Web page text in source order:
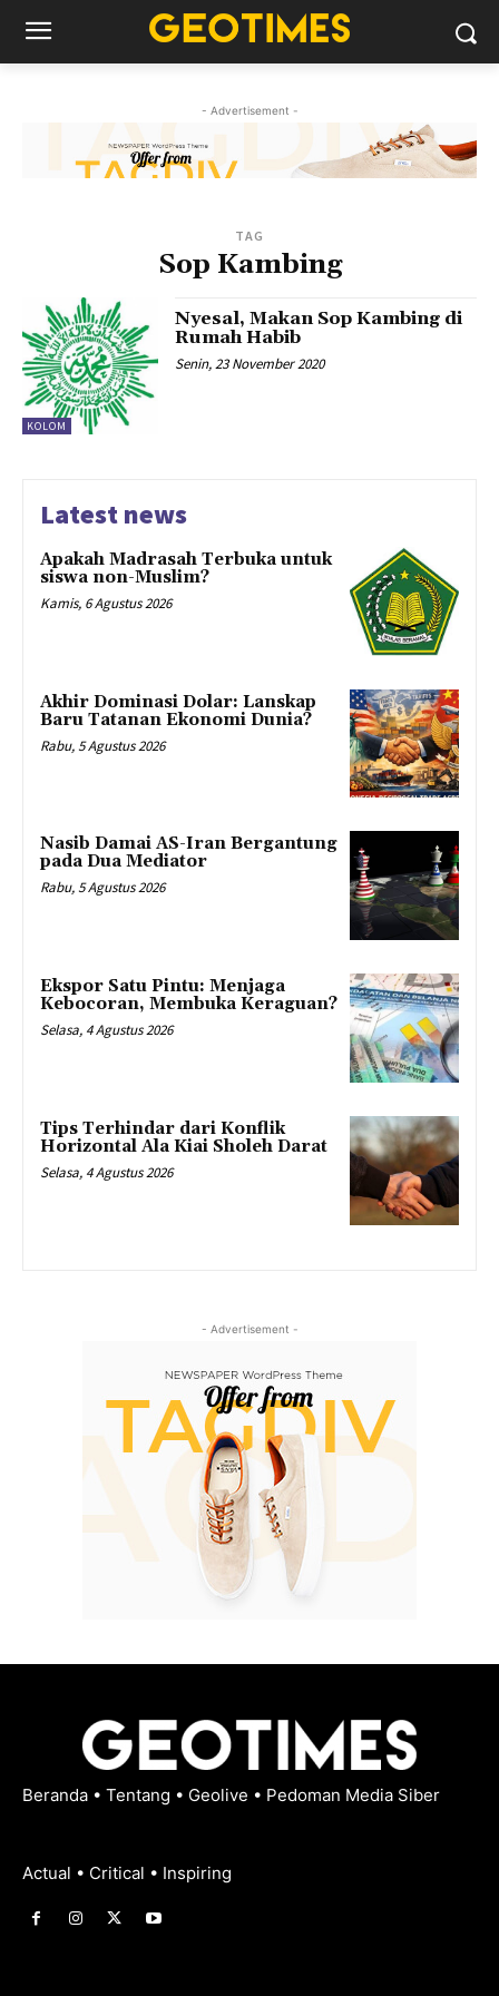
- Advertisement -
TAG
Sop Kambing
KOLOM
Nyesal, Makan Sop Kambing di
Rumah Habib
Senin, 23 November 2020
Latest news
Apakah Madrasah Terbuka untuk
siswa non-Muslim?
Kamis, 6 Agustus 2026
Akhir Dominasi Dolar: Lanskap
Baru Tatanan Ekonomi Dunia?
Rabu, 5 Agustus 2026
Nasib Damai AS-Iran Bergantung
pada Dua Mediator
Rabu, 5 Agustus 2026
Ekspor Satu Pintu: Menjaga
Kebocoran, Membuka Keraguan?
Selasa, 4 Agustus 2026
Tips Terhindar dari Konflik
Horizontal Ala Kiai Sholeh Darat
Selasa, 4 Agustus 2026
- Advertisement -
Beranda • Tentang • Geolive • Pedoman Media Siber
Actual • Critical • Inspiring